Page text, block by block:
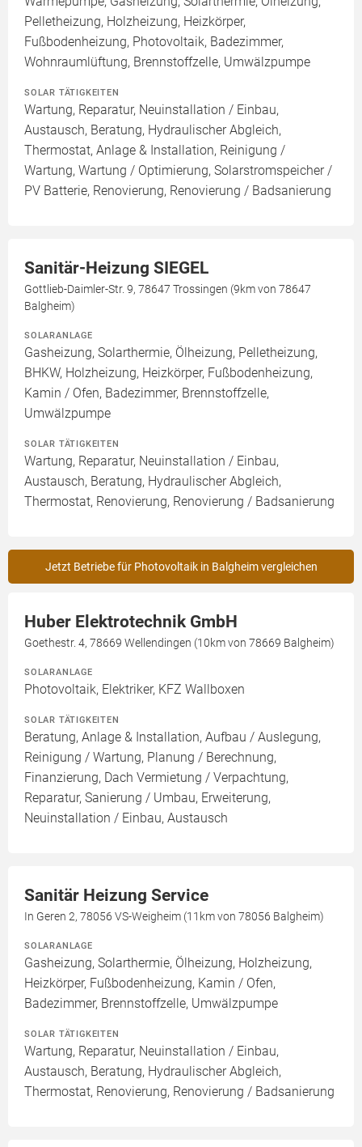
Pelletheizung, Holzheizung, Heizkörper,
Fußbodenheizung, Photovoltaik, Badezimmer,
Wohnraumlüftung, Brennstoffzelle, Umwälzpumpe
SOLAR TÄTIGKEITEN
Wartung, Reparatur, Neuinstallation / Einbau,
Austausch, Beratung, Hydraulischer Abgleich,
Thermostat, Anlage & Installation, Reinigung /
Wartung, Wartung / Optimierung, Solarstromspeicher /
PV Batterie, Renovierung, Renovierung / Badsanierung
Sanitär-Heizung SIEGEL
Gottlieb-Daimler-Str. 9, 78647 Trossingen (9km von 78647
Balgheim)
SOLARANLAGE
Gasheizung, Solarthermie, Ölheizung, Pelletheizung,
BHKW, Holzheizung, Heizkörper, Fußbodenheizung,
Kamin / Ofen, Badezimmer, Brennstoffzelle,
Umwälzpumpe
SOLAR TÄTIGKEITEN
Wartung, Reparatur, Neuinstallation / Einbau,
Austausch, Beratung, Hydraulischer Abgleich,
Thermostat, Renovierung, Renovierung / Badsanierung
Jetzt Betriebe für Photovoltaik in Balgheim vergleichen
Huber Elektrotechnik GmbH
Goethestr. 4, 78669 Wellendingen (10km von 78669 Balgheim)
SOLARANLAGE
Photovoltaik, Elektriker, KFZ Wallboxen
SOLAR TÄTIGKEITEN
Beratung, Anlage & Installation, Aufbau / Auslegung,
Reinigung / Wartung, Planung / Berechnung,
Finanzierung, Dach Vermietung / Verpachtung,
Reparatur, Sanierung / Umbau, Erweiterung,
Neuinstallation / Einbau, Austausch
Sanitär Heizung Service
In Geren 2, 78056 VS-Weigheim (11km von 78056 Balgheim)
SOLARANLAGE
Gasheizung, Solarthermie, Ölheizung, Holzheizung,
Heizkörper, Fußbodenheizung, Kamin / Ofen,
Badezimmer, Brennstoffzelle, Umwälzpumpe
SOLAR TÄTIGKEITEN
Wartung, Reparatur, Neuinstallation / Einbau,
Austausch, Beratung, Hydraulischer Abgleich,
Thermostat, Renovierung, Renovierung / Badsanierung